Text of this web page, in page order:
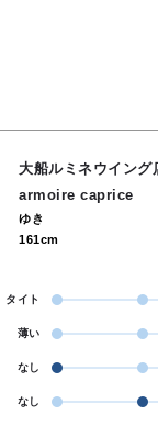
大船ルミネウイング
armoire caprice
ゆき
161cm
タイト
薄い
なし
なし